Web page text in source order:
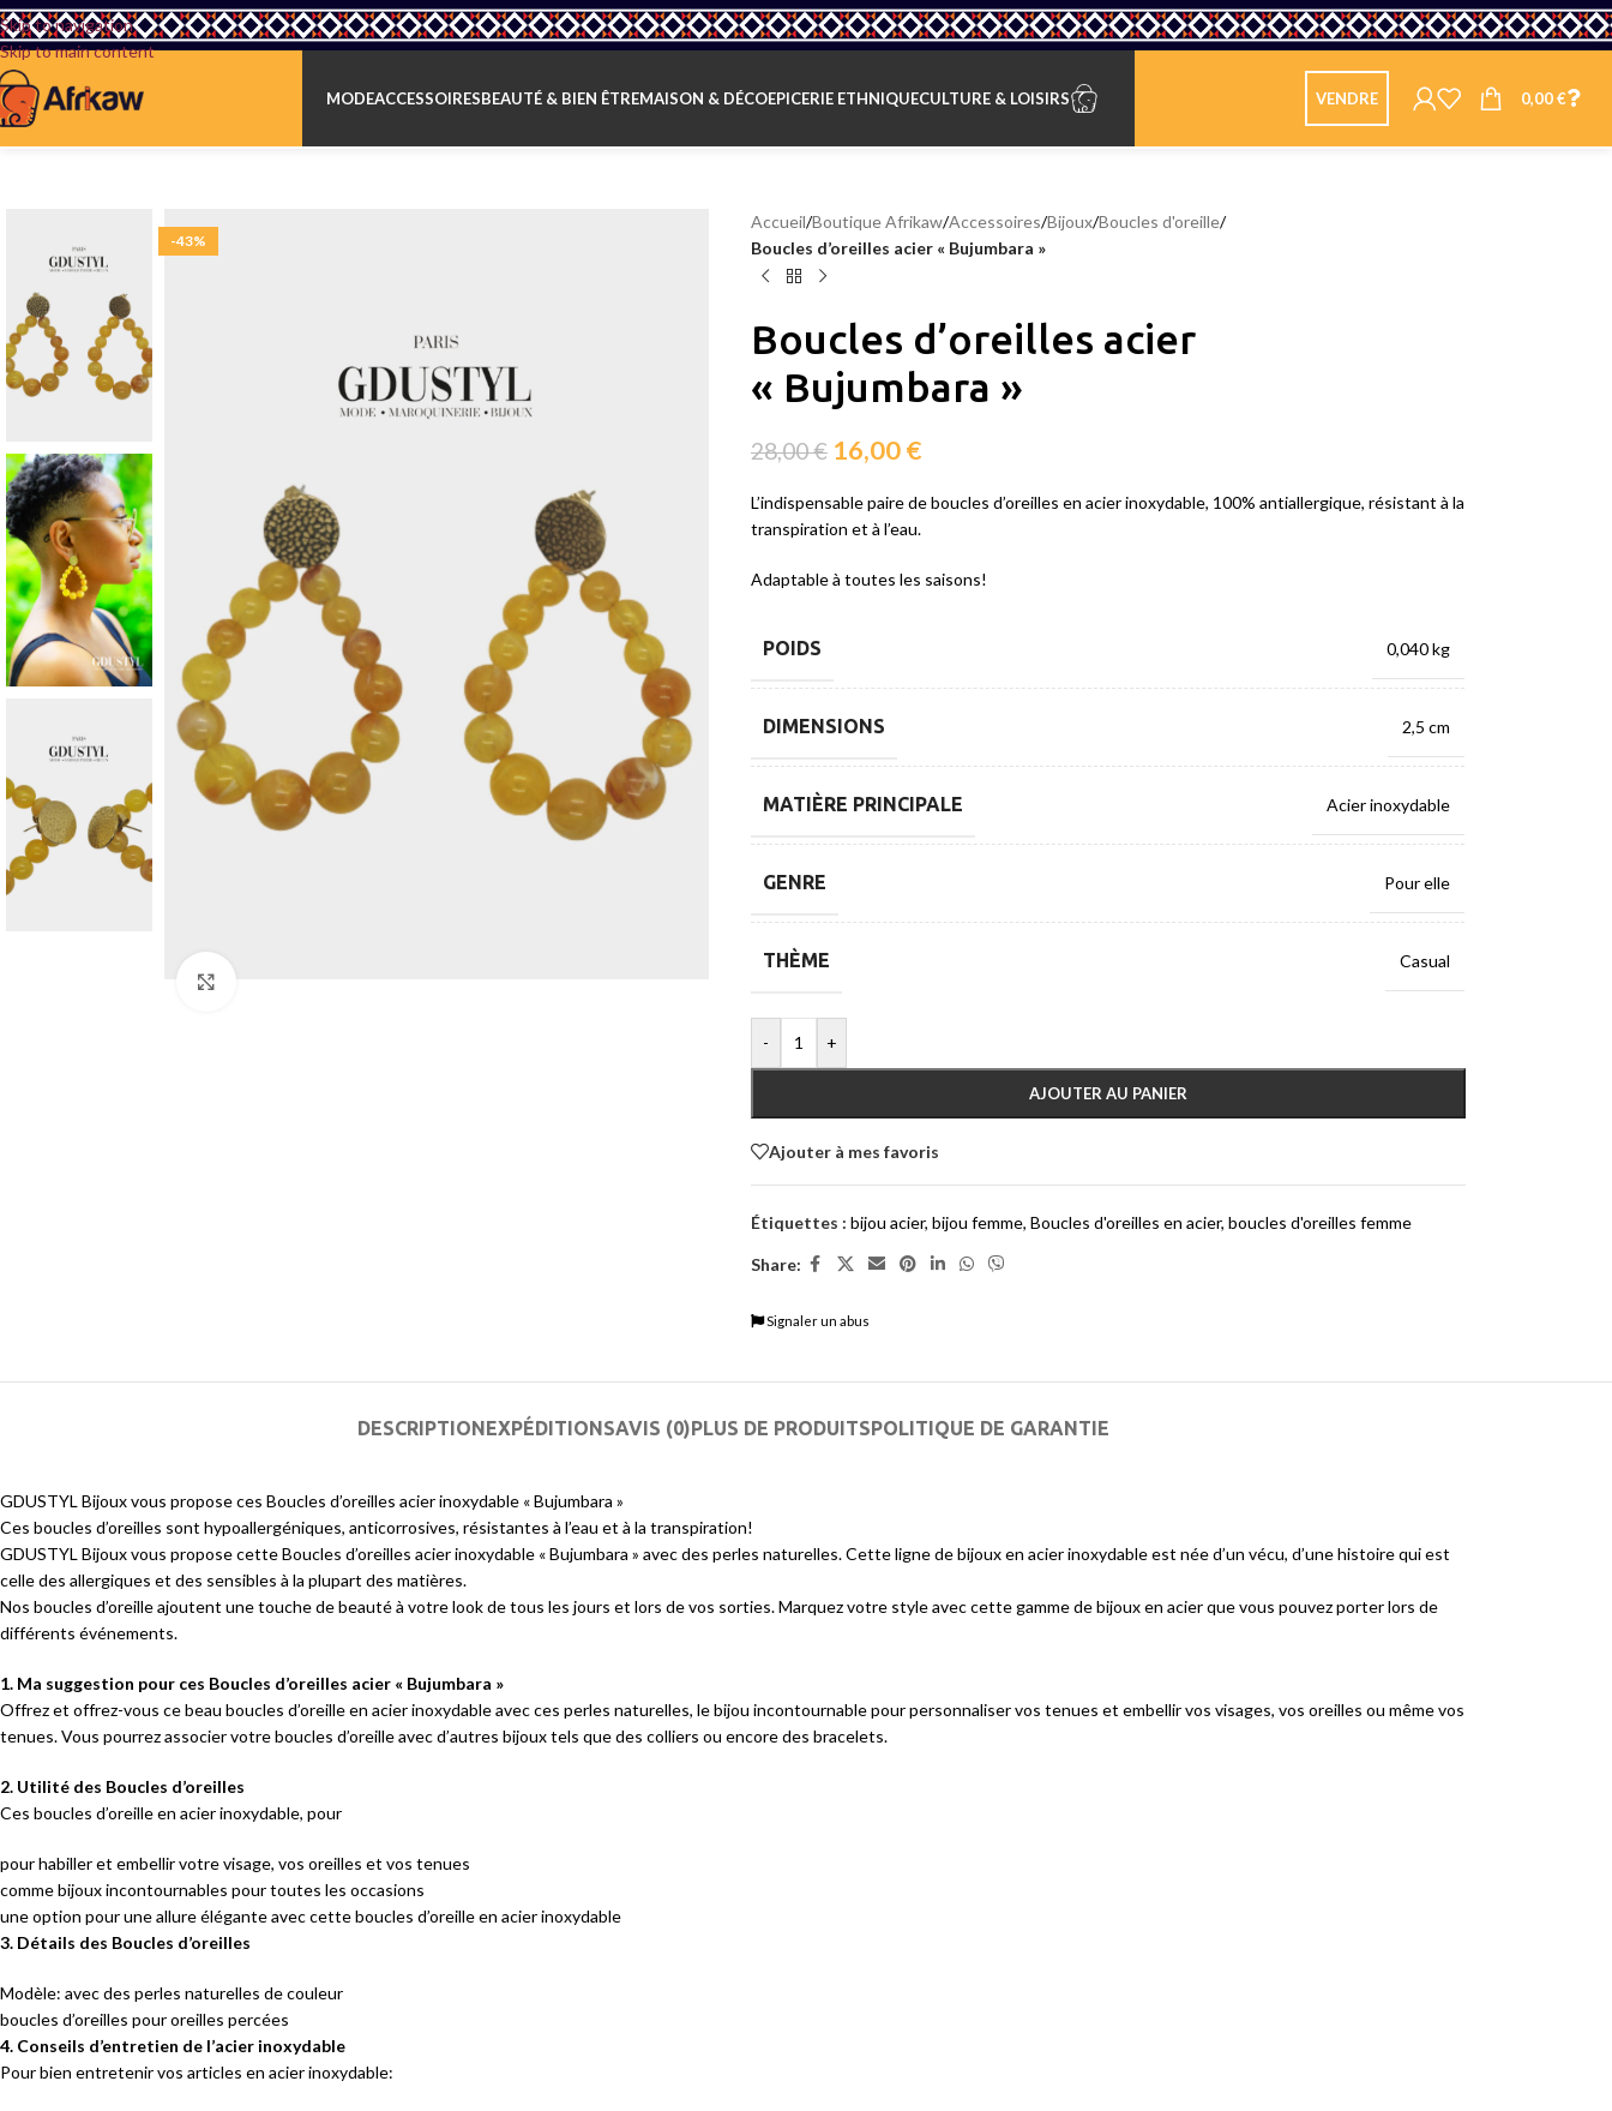
Skip to navigation
Skip to main content
MODEACCESSOIRESBEAUTÉ & BIEN ÊTREMAISON & DÉCOEPICERIE ETHNIQUECULTURE & LOISIRS VENDRE 0,00€
-43%
Accueil/Boutique Afrikaw/Accessoires/Bijoux/Boucles d'oreille/
Boucles d’oreilles acier « Bujumbara »
Boucles d’oreilles acier
« Bujumbara »
28,00€ 16,00€
L’indispensable paire de boucles d’oreilles en acier inoxydable, 100% antiallergique, résistant à la
transpiration et à l’eau.
Adaptable à toutes les saisons!
POIDS 0,040 kg
DIMENSIONS 2,5 cm
MATIÈRE PRINCIPALE Acier inoxydable
GENRE Pour elle
THÈME Casual
- +
AJOUTER AU PANIER
Ajouter à mes favoris
Étiquettes : bijou acier, bijou femme, Boucles d'oreilles en acier, boucles d'oreilles femme
Share:
Signaler un abus
DESCRIPTIONEXPÉDITIONSAVIS (0)PLUS DE PRODUITSPOLITIQUE DE GARANTIE
GDUSTYL Bijoux vous propose ces Boucles d’oreilles acier inoxydable « Bujumbara »
Ces boucles d’oreilles sont hypoallergéniques, anticorrosives, résistantes à l’eau et à la transpiration!
GDUSTYL Bijoux vous propose cette Boucles d’oreilles acier inoxydable « Bujumbara » avec des perles naturelles. Cette ligne de bijoux en acier inoxydable est née d’un vécu, d’une histoire qui est
celle des allergiques et des sensibles à la plupart des matières.
Nos boucles d’oreille ajoutent une touche de beauté à votre look de tous les jours et lors de vos sorties. Marquez votre style avec cette gamme de bijoux en acier que vous pouvez porter lors de
différents événements.
1. Ma suggestion pour ces Boucles d’oreilles acier « Bujumbara »
Offrez et offrez-vous ce beau boucles d’oreille en acier inoxydable avec ces perles naturelles, le bijou incontournable pour personnaliser vos tenues et embellir vos visages, vos oreilles ou même vos
tenues. Vous pourrez associer votre boucles d’oreille avec d’autres bijoux tels que des colliers ou encore des bracelets.
2. Utilité des Boucles d’oreilles
Ces boucles d’oreille en acier inoxydable, pour
pour habiller et embellir votre visage, vos oreilles et vos tenues
comme bijoux incontournables pour toutes les occasions
une option pour une allure élégante avec cette boucles d’oreille en acier inoxydable
3. Détails des Boucles d’oreilles
Modèle: avec des perles naturelles de couleur
boucles d’oreilles pour oreilles percées
4. Conseils d’entretien de l’acier inoxydable
Pour bien entretenir vos articles en acier inoxydable: